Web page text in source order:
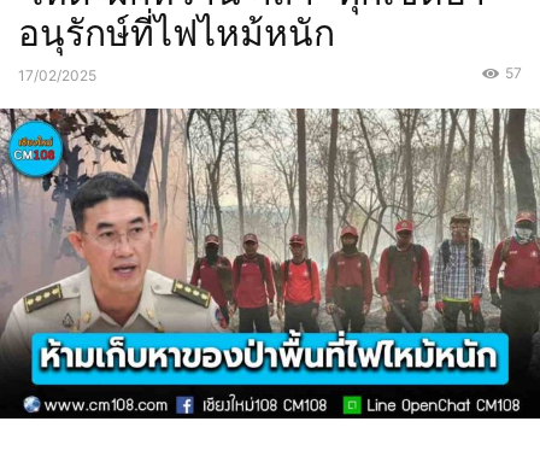
อนุรักษ์ที่ไฟไหม้หนัก
17/02/2025 57